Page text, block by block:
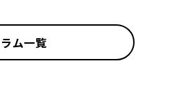
ム一覧